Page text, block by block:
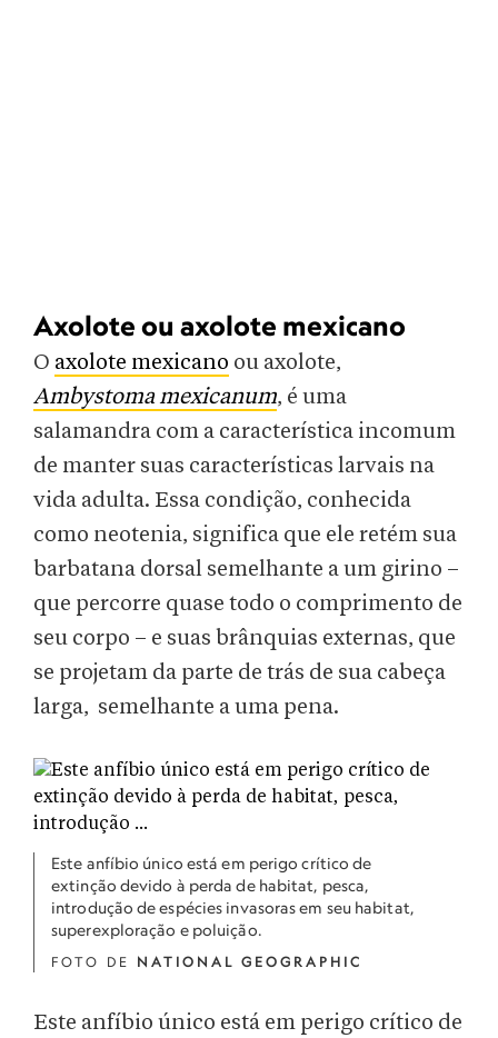
Axolote ou axolote mexicano
O axolote mexicano ou axolote,
Ambystomamexicanum, é uma
salamandra com a característica incomum
de manter suas características larvais na
vida adulta. Essa condição, conhecida
como neotenia, significa que ele retém sua
barbatana dorsal semelhante a um girino –
que percorre quase todo o comprimento de
seu corpo – e suas brânquias externas, que
se projetam da parte de trás de sua cabeça
larga, semelhante a uma pena.
Este anfíbio único está em perigo crítico de
extinção devido à perda de habitat, pesca,
introdução de espécies invasoras em seu habitat,
superexploração e poluição.
FOTO DE NATIONAL GEOGRAPHIC
Este anfíbio único está em perigo crítico de